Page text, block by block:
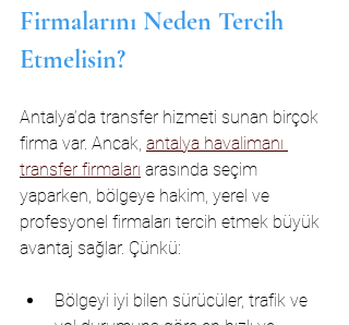
Firmalarını Neden Tercih
Etmelisin?
Antalya’da transfer hizmeti sunan birçok
firma var. Ancak, antalya havalimanı
transfer firmaları arasında seçim
yaparken, bölgeye hakim, yerel ve
profesyonel firmaları tercih etmek büyük
avantaj sağlar. Çünkü:
Bölgeyi iyi bilen sürücüler, trafik ve